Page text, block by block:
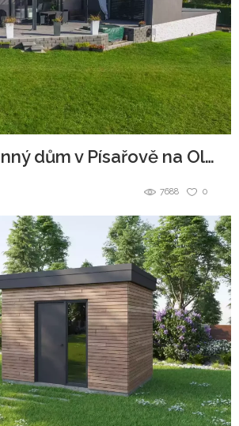
Krásný rodinný dům v Písařově na Olomoucku
0
7688